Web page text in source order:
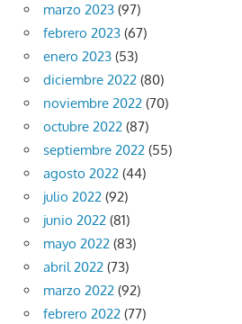
marzo 2023 (97)
febrero 2023 (67)
enero 2023 (53)
diciembre 2022 (80)
noviembre 2022 (70)
octubre 2022 (87)
septiembre 2022 (55)
agosto 2022 (44)
julio 2022 (92)
junio 2022 (81)
mayo 2022 (83)
abril 2022 (73)
marzo 2022 (92)
febrero 2022 (77)